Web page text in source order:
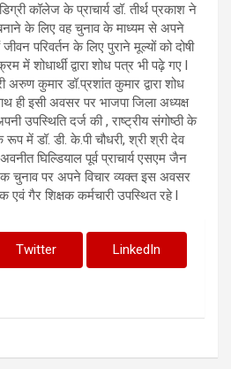
कॉलेज के प्राचार्य डॉ. तीर्थ प्रकाश ने
के लिए वह चुनाव के माध्यम से अपने
परिवर्तन के लिए पुराने मूल्यों को दोषी
में शोधार्थी द्वारा शोध पत्र भी पढ़े गए l
अरुण कुमार डॉ.प्रशांत कुमार द्वारा शोध
ही इसी अवसर पर भाजपा जिला अध्यक्ष
उपस्थिति दर्ज की , राष्ट्रीय संगोष्ठी के
में डॉ. डी. के.पी चौधरी, श्री श्री देव
घिल्डियाल पूर्व प्राचार्य एसएम जैन
चुनाव पर अपने विचार व्यक्त इस अवसर
एवं गैर शिक्षक कर्मचारी उपस्थित रहे l
Twitter LinkedIn